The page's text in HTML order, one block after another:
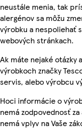
neustále menia, tak
alergénov sa môžu
výrobku a nespoliehať
webových stránkach.
Ak máte nejaké
výrobkoch značky
servis, alebo výrobcu
Hoci informácie o
nemá zodpovednosť
nemá vplyv na Vaše